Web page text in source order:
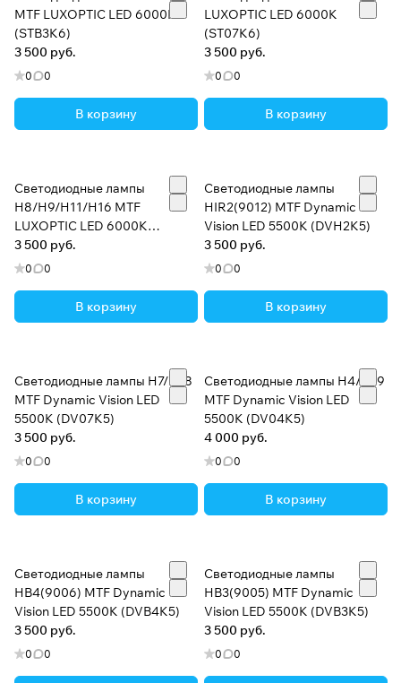
MTF LUXOPTIC LED 6000K
(STB3K6)
3 500 руб.
0 0
В корзину
LUXOPTIC LED 6000K
(ST07K6)
3 500 руб.
0 0
В корзину
Светодиодные лампы
H8/H9/H11/H16 MTF
LUXOPTIC LED 6000K
(ST11K6)
3 500 руб.
0 0
В корзину
Светодиодные лампы
HIR2(9012) MTF Dynamic
Vision LED 5500K (DVH2K5)
3 500 руб.
0 0
В корзину
Светодиодные лампы H7/H18
MTF Dynamic Vision LED
5500K (DV07K5)
3 500 руб.
0 0
В корзину
Светодиодные лампы H4/H19
MTF Dynamic Vision LED
5500K (DV04K5)
4 000 руб.
0 0
В корзину
Светодиодные лампы
HB4(9006) MTF Dynamic
Vision LED 5500K (DVB4K5)
3 500 руб.
0 0
Светодиодные лампы
HB3(9005) MTF Dynamic
Vision LED 5500K (DVB3K5)
3 500 руб.
0 0